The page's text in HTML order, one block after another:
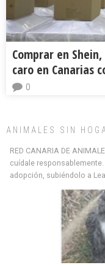
Comprar en
caro en Canarias
0
ANIMALES SIN
RED CANARIA DE
cuídale
adopción, subiéndolo a